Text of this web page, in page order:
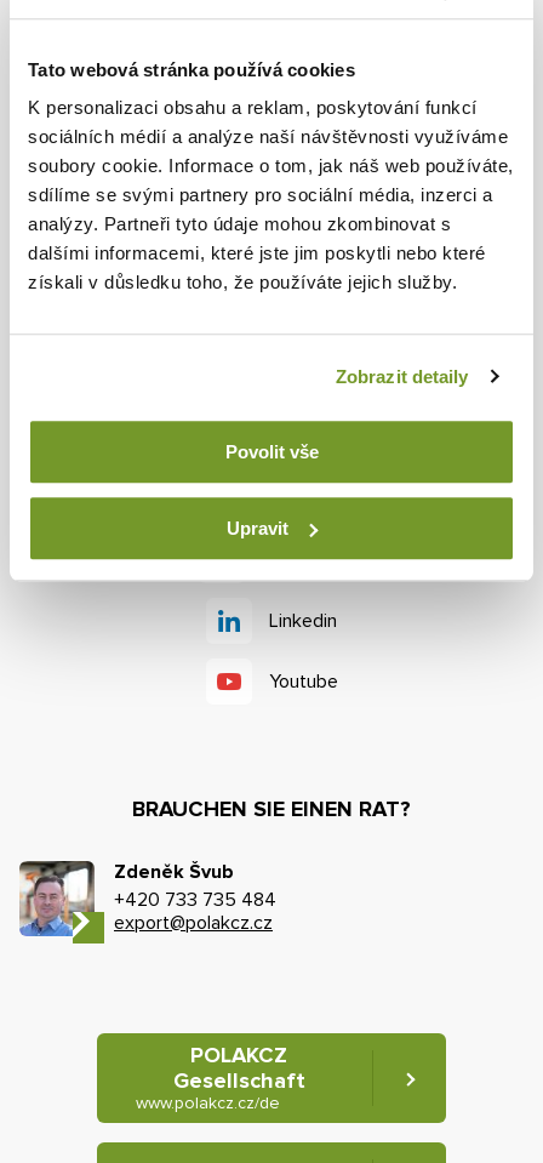
Tato webová stránka používá cookies
K personalizaci obsahu a reklam, poskytování funkcí
sociálních médií a analýze naší návštěvnosti využíváme
soubory cookie. Informace o tom, jak náš web používáte,
sdílíme se svými partnery pro sociální média, inzerci a
analýzy. Partneři tyto údaje mohou zkombinovat s
dalšími informacemi, které jste jim poskytli nebo které
získali v důsledku toho, že používáte jejich služby.
Zobrazit detaily
Povolit vše
Upravit
WERKSTATTMÖBEL
Produktreihen
Über uns
Beratungsstelle
Blog
Zum Herunterladen
FOLGEN SIE UNS
Facebook
Linkedin
Youtube
BRAUCHEN SIE EINEN RAT?
Zdeněk Švub
+420 733 735 484
export@polakcz.cz
POLAKCZ
Gesellschaft
www.polakcz.cz/de